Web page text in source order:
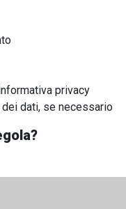
privacy
dati, se necessario